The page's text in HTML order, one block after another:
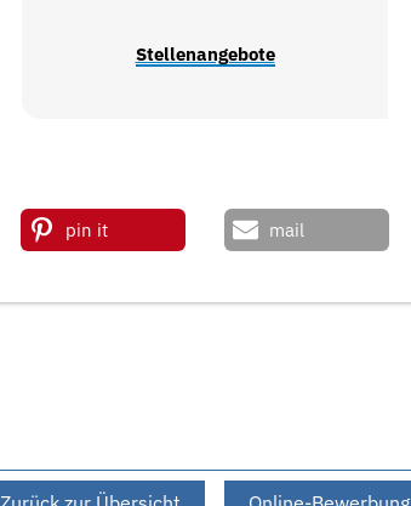
Stellenangebote
pin it mail